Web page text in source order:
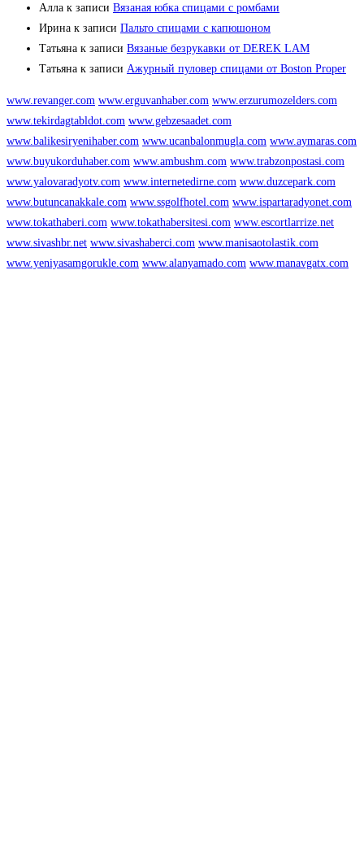
Алла к записи Вязаная юбка спицами с ромбами
Ирина к записи Пальто спицами с капюшоном
Татьяна к записи Вязаные безрукавки от DEREK LAM
Татьяна к записи Ажурный пуловер спицами от Boston Proper
www.revanger.com www.erguvanhaber.com www.erzurumozelders.com
www.tekirdagtabldot.com www.gebzesaadet.com
www.balikesiryenihaber.com www.ucanbalonmugla.com www.aymaras.com
www.buyukorduhaber.com www.ambushm.com www.trabzonpostasi.com
www.yalovaradyotv.com www.internetedirne.com www.duzcepark.com
www.butuncanakkale.com www.ssgolfhotel.com www.ispartaradyonet.com
www.tokathaberi.com www.tokathabersitesi.com www.escortlarrize.net
www.sivashbr.net www.sivashaberci.com www.manisaotolastik.com
www.yeniyasamgorukle.com www.alanyamado.com www.manavgatx.com